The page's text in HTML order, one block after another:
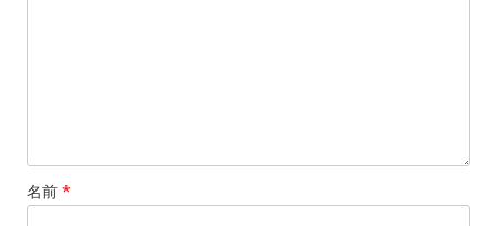
名前 *